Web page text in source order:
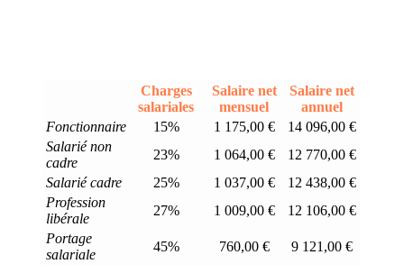
Charges
salariales
Salaire net
mensuel
Salaire net
annuel
Fonctionnaire
15% 1 175,00 €
14 096,00 €
Salarié non
cadre
23% 1 064,00 €
12 770,00 €
Salarié cadre
25% 1 037,00 €
12 438,00 €
Profession
libérale
27% 1 009,00 €
12 106,00 €
Portage
salariale
45% 760,00 € 9 121,00 €